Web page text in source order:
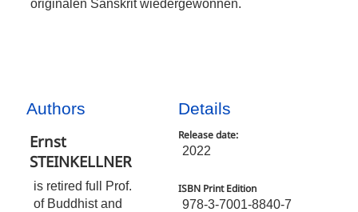
originalen Sanskrit wiedergewonnen.
Authors
Ernst
STEINKELLNER
is retired full Prof.
of Buddhist and
Details
Release date:
2022
ISBN Print Edition
978-3-7001-8840-7